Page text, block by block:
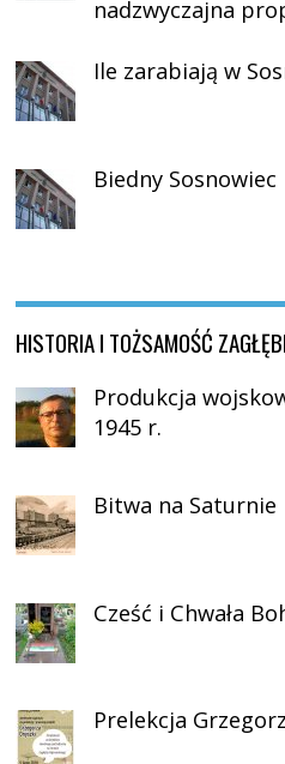
nadzwyczajna
Ile zarabiają w
Biedny Sosnowiec
HISTORIA I TOŻSAMOŚĆ
Produkcja
1945 r.
Bitwa na Saturnie
Cześć i Chwała
Prelekcja